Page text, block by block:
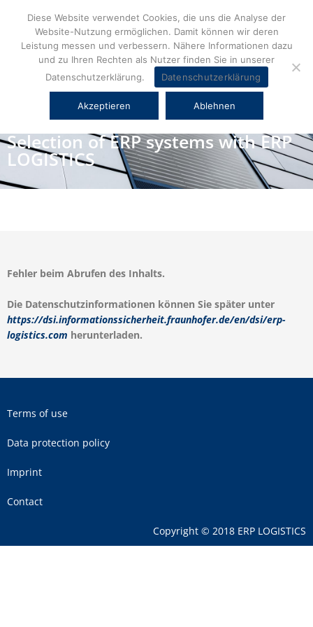
service
Selection of ERP systems with ERP
LOGISTICS
Fehler beim Abrufen des Inhalts.
Die Datenschutzinformationen können Sie später unter
https://dsi.informationssicherheit.fraunhofer.de/en/dsi/erp-
logistics.com herunterladen.
Terms of use
Data protection policy
Imprint
Contact
Copyright © 2018 ERP LOGISTICS
Diese Website verwendet Cookies, die uns die Analyse der
Website-Nutzung ermöglichen. Damit können wir deren
Leistung messen und verbessern. Nähere Informationen dazu
und zu Ihren Rechten als Nutzer finden Sie in unserer
Datenschutzerklärung.
Datenschutzerklärung
Akzeptieren Ablehnen